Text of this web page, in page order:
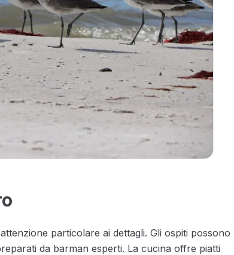
particolare ai dettagli. Gli ospiti possono
da barman esperti. La cucina offre piatti